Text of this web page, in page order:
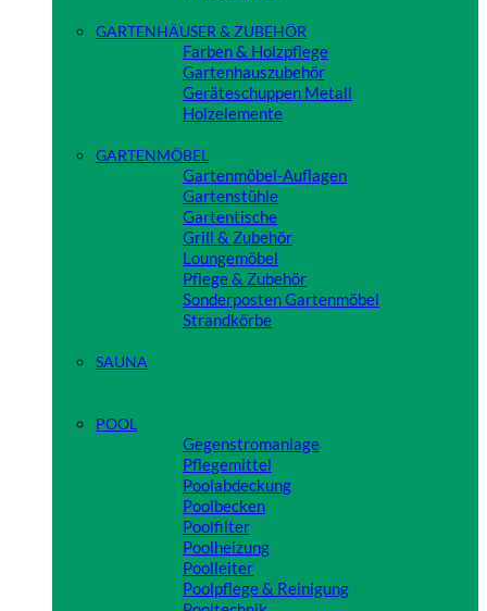
GARTENHÄUSER & ZUBEHÖR
Farben & Holzpflege
Gartenhauszubehör
Geräteschuppen Metall
Holzelemente
GARTENMÖBEL
Gartenmöbel-Auflagen
Gartenstühle
Gartentische
Grill & Zubehör
Loungemöbel
Pflege & Zubehör
Sonderposten Gartenmöbel
Strandkörbe
SAUNA
POOL
Gegenstromanlage
Pflegemittel
Poolabdeckung
Poolbecken
Poolfilter
Poolheizung
Poolleiter
Poolpflege & Reinigung